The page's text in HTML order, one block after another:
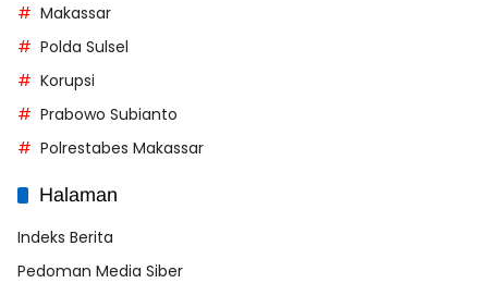
Makassar
Polda Sulsel
Korupsi
Prabowo Subianto
Polrestabes Makassar
Halaman
Indeks Berita
Pedoman Media Siber